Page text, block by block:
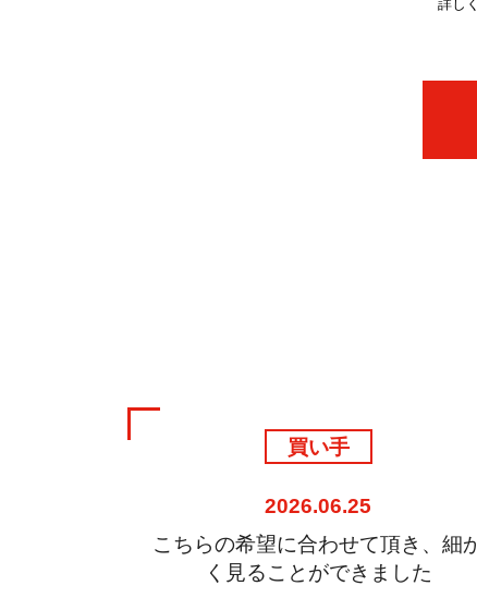
詳し
リピーター
2026.06.22
素晴らしい案件ばかりなので、5
目のリピートです